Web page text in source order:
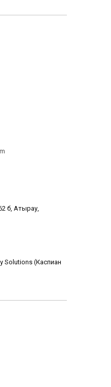
б, Атырау,
Solutions (Каспиан